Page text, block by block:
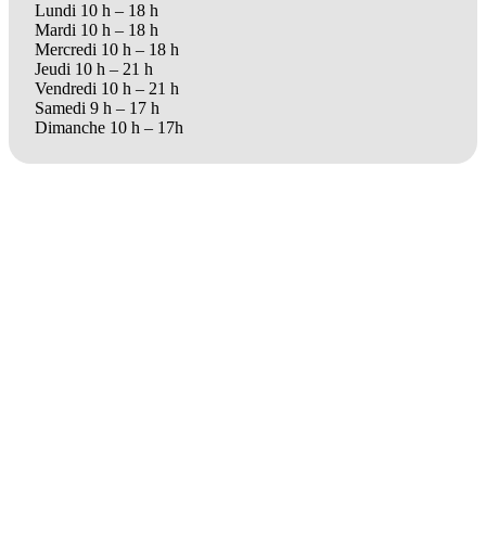
Lundi 10 h – 18 h
Mardi 10 h – 18 h
Mercredi 10 h – 18 h
Jeudi 10 h – 21 h
Vendredi 10 h – 21 h
Samedi 9 h – 17 h
Dimanche 10 h – 17h